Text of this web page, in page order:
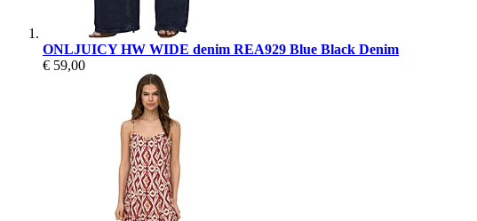
ONLJUICY HW WIDE denim REA929 Blue Black Denim
€ 59,00